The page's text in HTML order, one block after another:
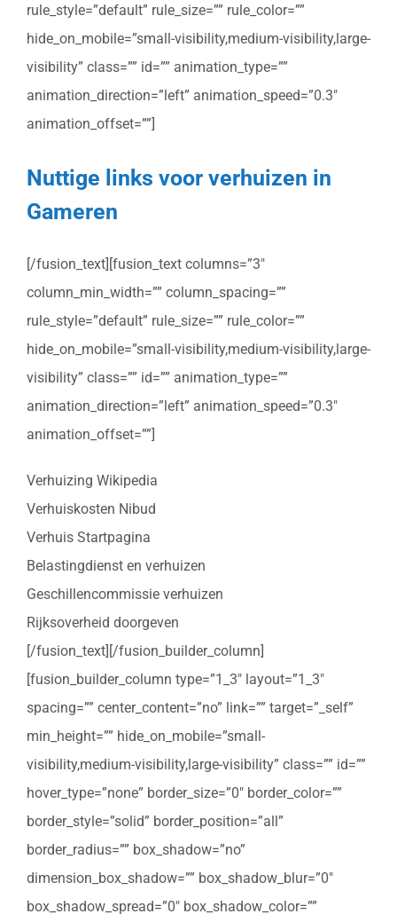
rule_style=”default” rule_size=”” rule_color=””
hide_on_mobile=”small-visibility,medium-visibility,large-
visibility” class=”” id=”” animation_type=””
animation_direction=”left” animation_speed=”0.3″
animation_offset=””]
Nuttige links voor verhuizen in
Gameren
[/fusion_text][fusion_text columns=”3″
column_min_width=”” column_spacing=””
rule_style=”default” rule_size=”” rule_color=””
hide_on_mobile=”small-visibility,medium-visibility,large-
visibility” class=”” id=”” animation_type=””
animation_direction=”left” animation_speed=”0.3″
animation_offset=””]
Verhuizing Wikipedia
Verhuiskosten Nibud
Verhuis Startpagina
Belastingdienst en verhuizen
Geschillencommissie verhuizen
Rijksoverheid doorgeven
[/fusion_text][/fusion_builder_column]
[fusion_builder_column type=”1_3″ layout=”1_3″
spacing=”” center_content=”no” link=”” target=”_self”
min_height=”” hide_on_mobile=”small-
visibility,medium-visibility,large-visibility” class=”” id=””
hover_type=”none” border_size=”0″ border_color=””
border_style=”solid” border_position=”all”
border_radius=”” box_shadow=”no”
dimension_box_shadow=”” box_shadow_blur=”0″
box_shadow_spread=”0″ box_shadow_color=””